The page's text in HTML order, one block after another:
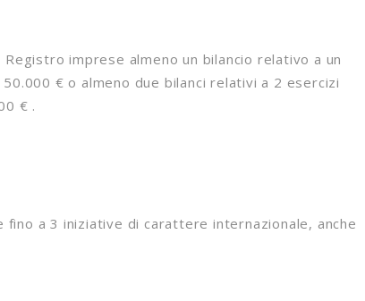
imprese almeno un bilancio relativo a un
€ o almeno due bilanci relativi a 2 esercizi
€ .
a 3 iniziative di carattere internazionale, anche